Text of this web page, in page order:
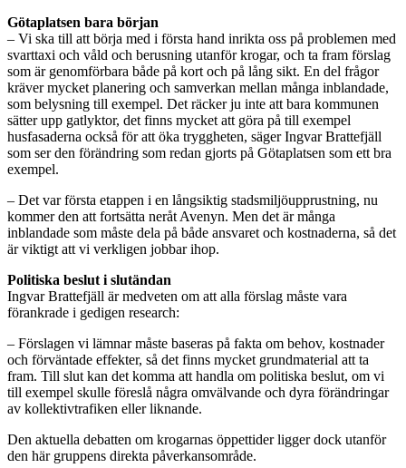
Götaplatsen bara början
– Vi ska till att börja med i första hand inrikta oss på problemen med
svarttaxi och våld och berusning utanför krogar, och ta fram förslag
som är genomförbara både på kort och på lång sikt. En del frågor
kräver mycket planering och samverkan mellan många inblandade,
som belysning till exempel. Det räcker ju inte att bara kommunen
sätter upp gatlyktor, det finns mycket att göra på till exempel
husfasaderna också för att öka tryggheten, säger Ingvar Brattefjäll
som ser den förändring som redan gjorts på Götaplatsen som ett bra
exempel.
– Det var första etappen i en långsiktig stadsmiljöupprustning, nu
kommer den att fortsätta neråt Avenyn. Men det är många
inblandade som måste dela på både ansvaret och kostnaderna, så det
är viktigt att vi verkligen jobbar ihop.
Politiska beslut i slutändan
Ingvar Brattefjäll är medveten om att alla förslag måste vara
förankrade i gedigen research:
– Förslagen vi lämnar måste baseras på fakta om behov, kostnader
och förväntade effekter, så det finns mycket grundmaterial att ta
fram. Till slut kan det komma att handla om politiska beslut, om vi
till exempel skulle föreslå några omvälvande och dyra förändringar
av kollektivtrafiken eller liknande.
Den aktuella debatten om krogarnas öppettider ligger dock utanför
den här gruppens direkta påverkansområde.